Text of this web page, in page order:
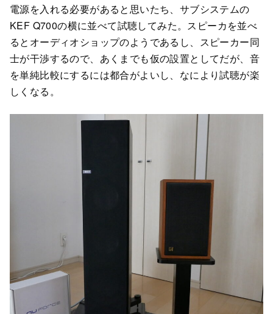
電源を入れる必要があると思いたち、サブシステムの
KEF Q700の横に並べて試聴してみた。スピーカを並べ
るとオーディオショップのようであるし、スピーカー同
士が干渉するので、あくまでも仮の設置としてだが、音
を単純比較にするには都合がよいし、なにより試聴が楽
しくなる。